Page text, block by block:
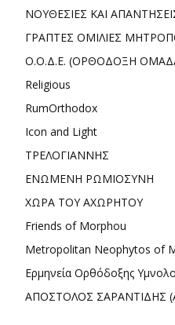
ΝΟΥΘΕΣΙΕΣ ΚΑΙ
ΓΡΑΠΤΕΣ ΟΜΙΛΙΕΣ
Ο.Ο.Δ.Ε. (ΟΡΘΟΔΟΞΗ
Religious
RumOrthodox
Icon and Light
ΤΡΕΛΟΓΙΑΝΝΗΣ
ΕΝΩΜΕΝΗ ΡΩΜΙΟΣΥΝΗ
ΧΩΡΑ ΤΟΥ ΑΧΩΡΗΤΟΥ
Friends of Morphou
Metropolitan Neophytos of
Ερμηνεία Ορθόδοξης
ΑΠΟΣΤΟΛΟΣ ΣΑΡΑΝΤΙΔΗΣ